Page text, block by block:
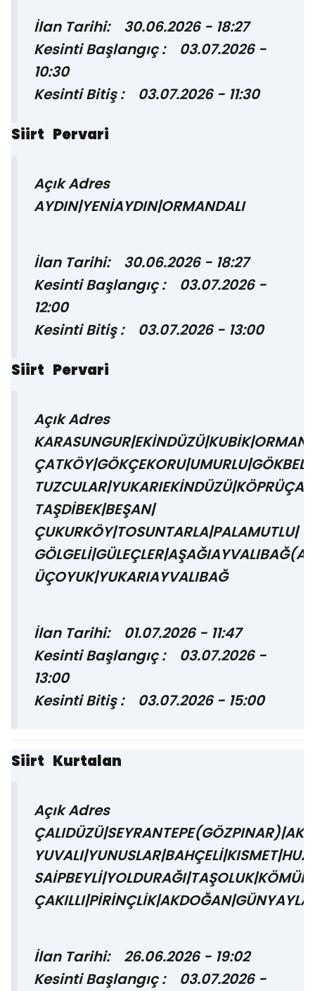
İlan Tarihi: 30.06.2026 - 18:27
Kesinti Başlangıç : 03.07.2026 -
10:30
Kesinti Bitiş : 03.07.2026 - 11:30
Siirt Pervari
Açık Adres
AYDIN|YENİAYDIN|ORMANDALI
İlan Tarihi: 30.06.2026 - 18:27
Kesinti Başlangıç : 03.07.2026 -
12:00
Kesinti Bitiş : 03.07.2026 - 13:00
Siirt Pervari
Açık Adres
TAŞDİBEK|BEŞAN|
ÇUKURKÖY|TOSUNTARLA|PALAMUTLU|
ÜÇOYUK|YUKARIAYVALIBAĞ
İlan Tarihi: 01.07.2026 - 11:47
Kesinti Başlangıç : 03.07.2026 -
13:00
Kesinti Bitiş : 03.07.2026 - 15:00
Siirt Kurtalan
Açık Adres
İlan Tarihi: 26.06.2026 - 19:02
Kesinti Başlangıç : 03.07.2026 -